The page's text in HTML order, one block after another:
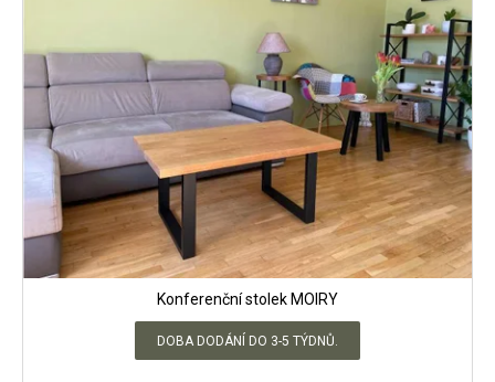
Konferenční stolek MOIRY
DOBA DODÁNÍ DO 3-5 TÝDNŮ.